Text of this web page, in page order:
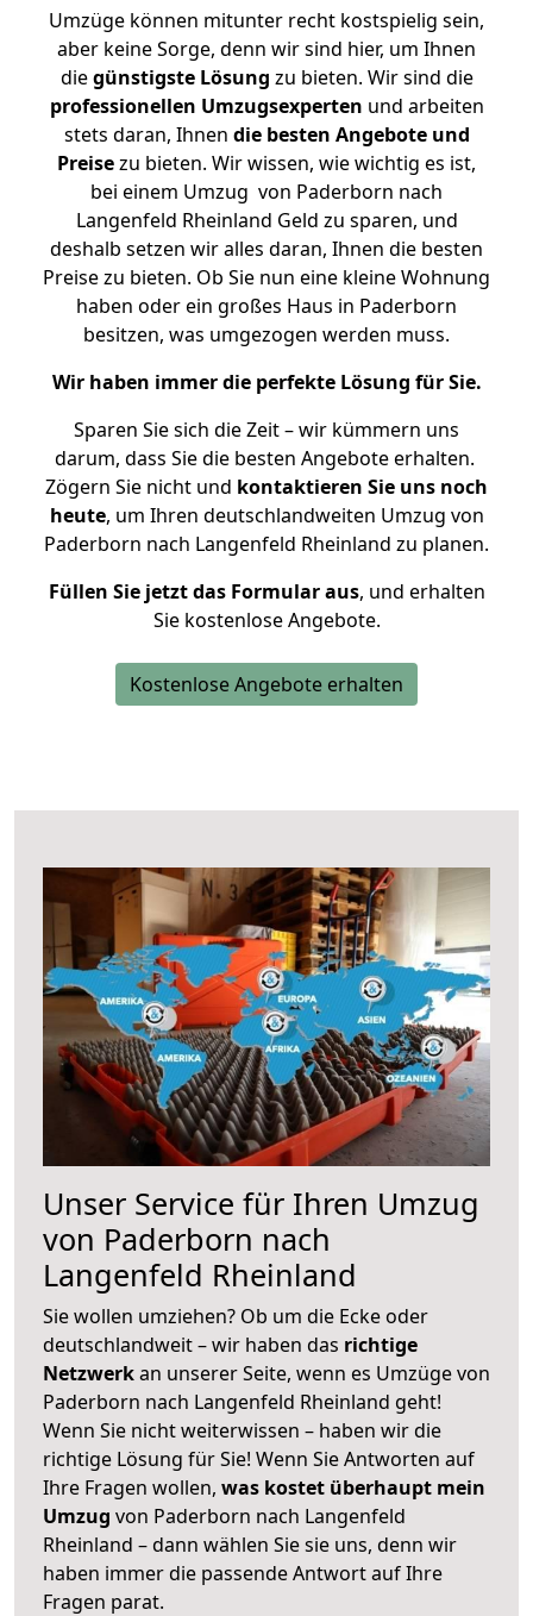
Umzüge können mitunter recht kostspielig sein,
aber keine Sorge, denn wir sind hier, um Ihnen
diegünstigste Lösung zu bieten. Wir sind die
professionellen Umzugsexperten und arbeiten
stets daran, Ihnen die besten Angebote und
Preisezu bieten. Wir wissen, wie wichtig es ist,
bei einem Umzug von Paderborn nach
Langenfeld Rheinland Geld zu sparen, und
deshalb setzen wir alles daran, Ihnen die besten
Preise zu bieten. Ob Sie nun eine kleine Wohnung
haben oder ein großes Haus in Paderborn
besitzen, was umgezogen werden muss.
Wir haben immer die perfekte Lösung für Sie.
Sparen Sie sich die Zeit – wir kümmern uns
darum, dass Sie die besten Angebote erhalten.
Zögern Sie nicht und kontaktieren Sie uns noch
heute, um Ihren deutschlandweiten Umzug von
Paderborn nach Langenfeld Rheinland zu planen.
Füllen Sie jetzt das Formular aus, und erhalten
Sie kostenlose Angebote.
Kostenlose Angebote erhalten
Unser Service für Ihren Umzug
von Paderborn nach
Langenfeld Rheinland
Sie wollen umziehen? Ob um die Ecke oder
deutschlandweit – wir haben das richtige
Netzwerkan unserer Seite, wenn es Umzüge von
Paderborn nach Langenfeld Rheinland geht!
Wenn Sie nicht weiterwissen – haben wir die
richtige Lösung für Sie! Wenn Sie Antworten auf
Ihre Fragen wollen, was kostet überhaupt mein
Umzug von Paderborn nach Langenfeld
Rheinland – dann wählen Sie sie uns, denn wir
haben immer die passende Antwort auf Ihre
Fragen parat.